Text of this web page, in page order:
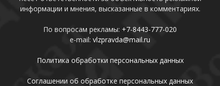
информации и мнения, высказанные в комментариях.
По вопросам рекламы: +7-8443-777-020
e-mail: vlzpravda@mail.ru
Политика обработки персональных данных
Соглашении об обработке персональных данных